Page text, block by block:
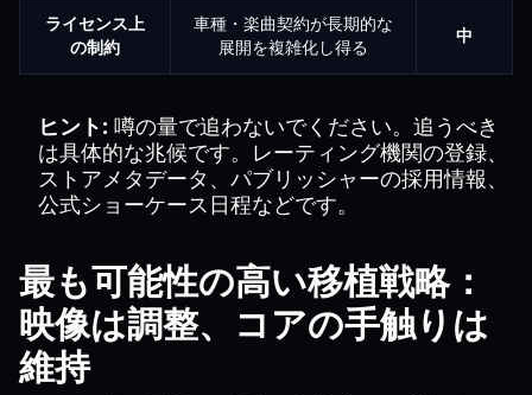
ライセンス上
の制約
車種・楽曲契約が長期的な
展開を複雑化し得る
中
ヒント: 噂の量で追わないでください。追うべき
は具体的な兆候です。レーティング機関の登録、
ストアメタデータ、パブリッシャーの採用情報、
公式ショーケース日程などです。
最も可能性の高い移植戦略：
映像は調整、コアの手触りは
維持